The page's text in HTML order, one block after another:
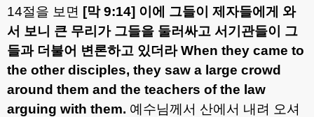
14절을 보면 [막9:14] 이에 그들이 제자들에게 와
서 보니 큰 무리가 그들을 둘러싸고 서기관들이 그
들과 더불어 변론하고 있더라When they came to
the other disciples, they saw a large crowd
around them and the teachers of the law
arguing with them. 예수님께서 산에서 내려 오셔